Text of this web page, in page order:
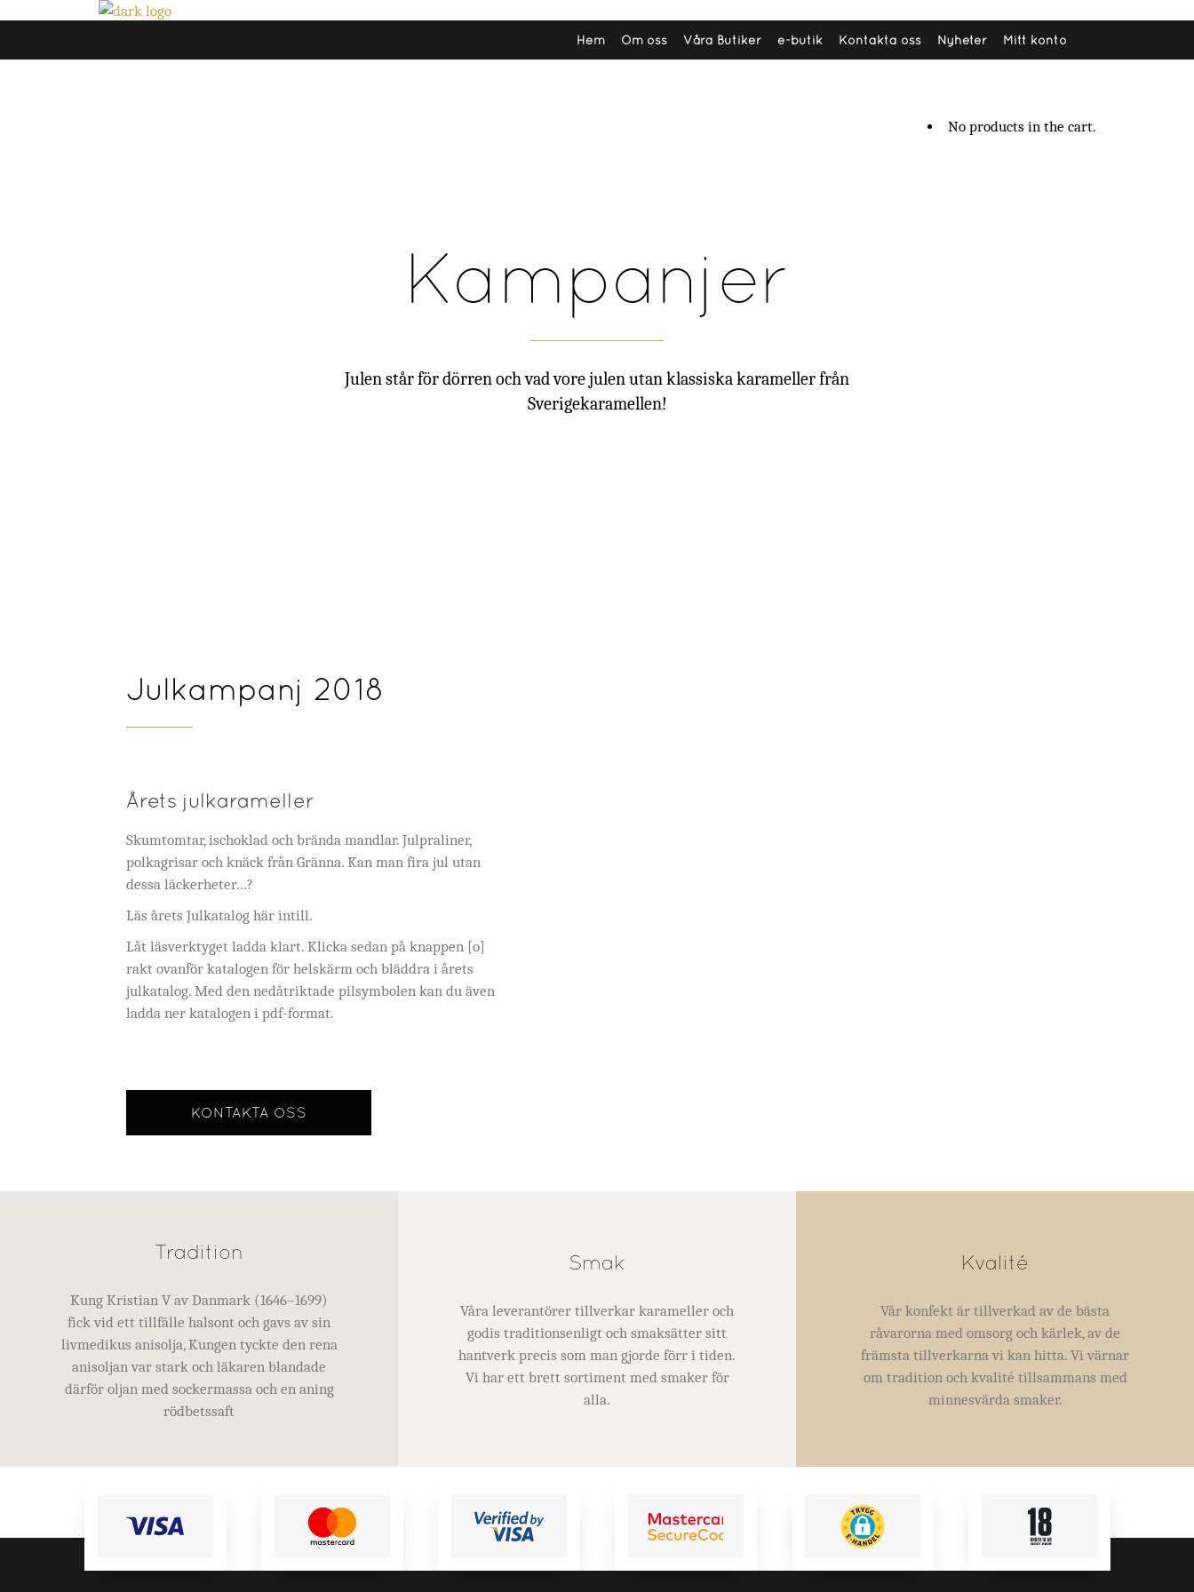
Hem Om oss Våra Butiker e-butik Kontakta oss Nyheter Mitt konto
No products in the cart.
Kampanjer
Julen står för dörren och vad vore julen utan klassiska karameller från
Sverigekaramellen!
Julkampanj 2018
Årets julkarameller
Skumtomtar, ischoklad och brända mandlar. Julpraliner,
polkagrisar och knäck från Gränna. Kan man fira jul utan
dessa läckerheter…?
Läs årets Julkatalog här intill.
Låt läsverktyget ladda klart. Klicka sedan på knappen [o]
rakt ovanför katalogen för helskärm och bläddra i årets
julkatalog. Med den nedåtriktade pilsymbolen kan du även
ladda ner katalogen i pdf-format.
KONTAKTA OSS
Tradition
Kung Kristian V av Danmark (1646–1699)
fick vid ett tillfälle halsont och gavs av sin
livmedikus anisolja, Kungen tyckte den rena
anisoljan var stark och läkaren blandade
därför oljan med sockermassa och en aning
rödbetssaft
Smak
Våra leverantörer tillverkar karameller och
godis traditionsenligt och smaksätter sitt
hantverk precis som man gjorde förr i tiden.
Vi har ett brett sortiment med smaker för
alla.
Kvalité
Vår konfekt är tillverkad av de bästa
råvarorna med omsorg och kärlek, av de
främsta tillverkarna vi kan hitta. Vi värnar
om tradition och kvalité tillsammans med
minnesvärda smaker.